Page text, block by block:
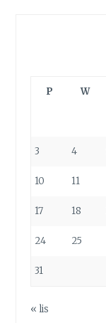
P W
3 4
10 11
17 18
24 25
31
« lis